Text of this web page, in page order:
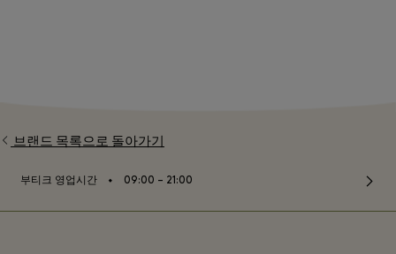
브랜드 목록으로 돌아가기
부티크 영업시간 ⬩ 09:00 – 21:00